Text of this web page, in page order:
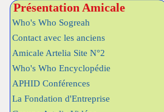
Présentation Amicale
Who's Who Sogreah
Contact avec les anciens
Amicale Artelia Site N°2
Who's Who Encyclopédie
APHID Conférences
La Fondation d'Entreprise